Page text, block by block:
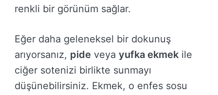
renkli bir görünüm sağlar.
Eğer daha geleneksel bir dokunuş
arıyorsanız, pide veya yufka ekmek ile
ciğer sotenizi birlikte sunmayı
düşünebilirsiniz. Ekmek, o enfes sosu